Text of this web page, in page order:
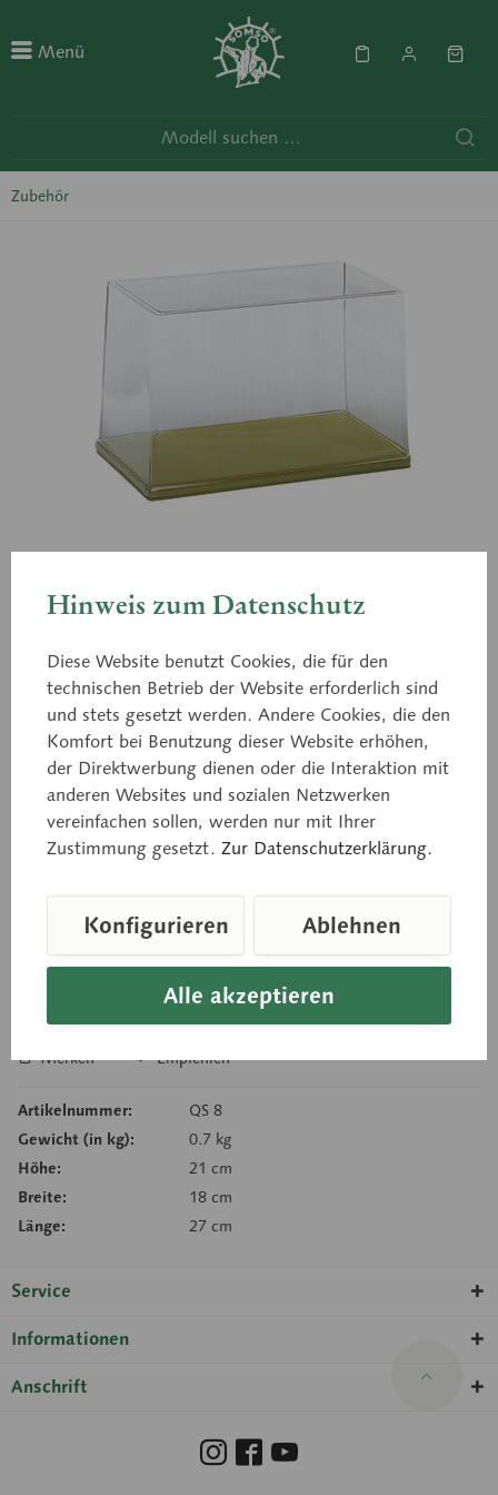
Menü
Zubehör
QS 8
Transparente
Staubschutzschachtel mit
Deckel
passend zu den künstlichen Homo-Schädeln.
Preis auf Anfrage
Lieferzeit auf Anfrage
In den Anfragekorb
Merken Empfehlen
Artikelnummer:
QS 8
Gewicht (in kg):
0.7 kg
Höhe:
21 cm
Breite:
18 cm
Länge:
27 cm
Service
Informationen
Anschrift
Hinweis zum Datenschutz
Diese Website benutzt Cookies, die für den
technischen Betrieb der Website erforderlich sind
und stets gesetzt werden. Andere Cookies, die den
Komfort bei Benutzung dieser Website erhöhen,
der Direktwerbung dienen oder die Interaktion mit
anderen Websites und sozialen Netzwerken
vereinfachen sollen, werden nur mit Ihrer
Zustimmung gesetzt. Zur Datenschutzerklärung.
Alle akzeptieren
Konfigurieren Ablehnen